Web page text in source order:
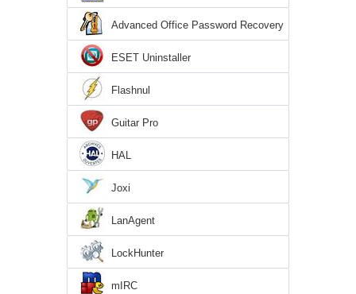
Advanced Office Password Recovery
ESET Uninstaller
Flashnul
Guitar Pro
HAL
Joxi
LanAgent
LockHunter
mIRC